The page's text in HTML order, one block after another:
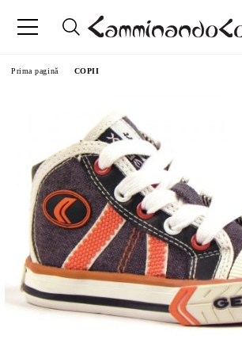
Prima pagină COPII